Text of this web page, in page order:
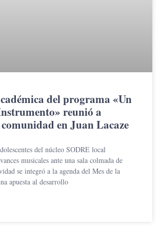
del programa «Un
reunió a
en Juan Lacaze
del núcleo SODRE local
musicales ante una sala colmada de
se integró a la agenda del Mes de la
apuesta al desarrollo